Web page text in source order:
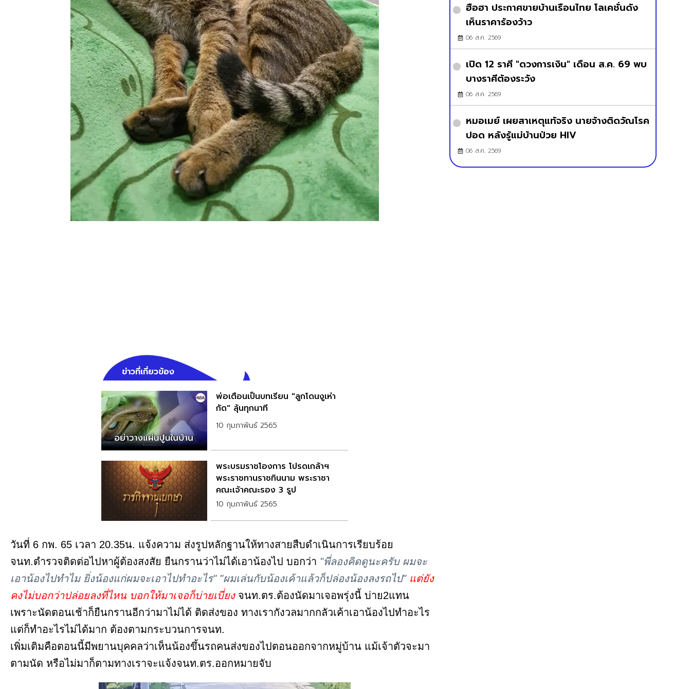
ข่าวที่เกี่ยวข้อง
พ่อเตือนเป็นบทเรียน "ลูกโดนงูเห่า
กัด" ลุ้นทุกนาที
10 กุมภาพันธ์ 2565
พระบรมราชโองการ โปรดเกล้าฯ
พระราชทานราชทินนาม พระราชา
คณะเจ้าคณะรอง 3 รูป
10 กุมภาพันธ์ 2565
วันที่ 6 กพ. 65 เวลา 20.35น. แจ้งความ ส่งรูปหลักฐานให้ทางสายสืบดำเนินการเรียบร้อย
จนท.ตำรวจติดต่อไปหาผู้ต้องสงสัย ยืนกรานว่าไม่ได้เอาน้องไป บอกว่า "พี่ลองคิดดูนะครับ ผมจะ
เอาน้องไปทำไม ยิ่งน้องแก่ผมจะเอาไปทำอะไร" "ผมเล่นกับน้องเค้าแล้วก็ปล่องน้องลงรถไป" แต่ยัง
คงไม่บอกว่าปล่อยลงที่ไหน บอกให้มาเจอก็บ่ายเบี่ยงจนท.ตร.ต้องนัดมาเจอพรุ่งนี้ บ่าย2แทน
เพราะนัดตอนเช้าก็ยืนกรานอีกว่ามาไม่ได้ ติดส่งของ ทางเรากังวลมากกลัวเค้าเอาน้องไปทำอะไร
แต่ก็ทำอะไรไม่ได้มาก ต้องตามกระบวนการจนท.
เพิ่มเติมคือตอนนี้มีพยานบุคคลว่าเห็นน้องขึ้นรถคนส่งของไปตอนออกจากหมู่บ้าน แม้เจ้าตัวจะมา
ตามนัด หรือไม่มาก็ตามทางเราจะแจ้งจนท.ตร.ออกหมายจับ
ฮือฮา ประกาศขายบ้านเรือนไทย โลเคชั่นดัง
เห็นราคาร้องว้าว
06 ส.ค. 2569
เปิด 12 ราศี "ดวงการเงิน" เดือน ส.ค. 69 พบ
บางราศีต้องระวัง
06 ส.ค. 2569
หมอเมย์ เผยสาเหตุแท้จริง นายจ้างติดวัณโรค
ปอด หลังรู้แม่บ้านป่วย HIV
06 ส.ค. 2569